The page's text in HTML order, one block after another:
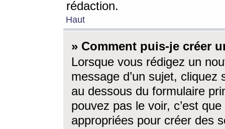
rédaction.
Haut
» Comment puis-je créer
Lorsque vous rédigez un
message d’un sujet, cliquez
au dessous du formulaire
pouvez pas le voir, c’est
appropriées pour créer des